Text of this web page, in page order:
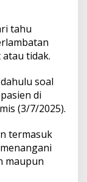
tahu
atau tidak.
soal
di
(3/7/2025).
termasuk
maupun